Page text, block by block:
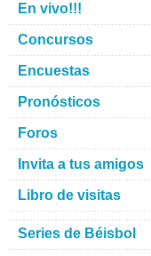
En vivo!!!
Concursos
Encuestas
Pronósticos
Foros
Invita a tus amigos
Libro de visitas
Series de Béisbol